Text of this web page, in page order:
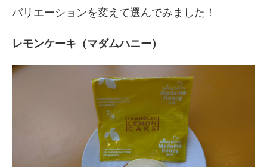
バリエーションを変えて選んでみました！
レモンケーキ（マダムハニー）